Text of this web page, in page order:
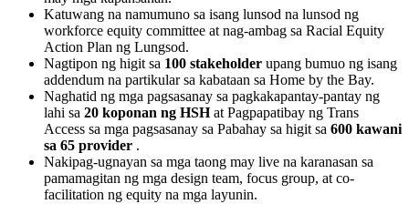
Katuwang na namumuno sa isang lunsod na lunsod ng
workforce equity committee at nag-ambag sa Racial Equity
Action Plan ng Lungsod.
Nagtipon ng higit sa 100 stakeholder upang bumuo ng isang
addendum na partikular sa kabataan sa Home by the Bay.
Naghatid ng mga pagsasanay sa pagkakapantay-pantay ng
lahi sa 20 koponan ng HSHat Pagpapatibay ng Trans
Access sa mga pagsasanay sa Pabahay sa higit sa 600 kawani
sa 65 provider .
Nakipag-ugnayan sa mga taong may live na karanasan sa
pamamagitan ng mga design team, focus group, at co-
facilitation ng equity na mga layunin.